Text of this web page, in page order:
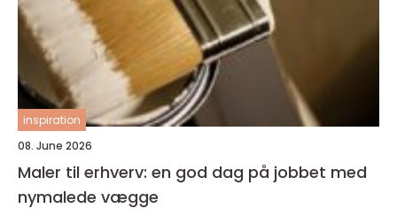
inspiration
08. June 2026
Maler til erhverv: en god dag på jobbet med
nymalede vægge